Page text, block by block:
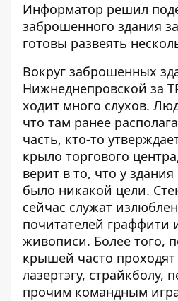
Информатор решил
заброшенного здания
готовы развеять
Вокруг заброшенных
Нижнеднепровской за
ходит много слухов.
что там ранее
часть, кто-то
крыло торгового
верит в то, что у
было никакой цели.
сейчас служат
почитателей граффити
живописи. Более того,
крышей часто
лазертэгу, страйкболу,
прочим командным